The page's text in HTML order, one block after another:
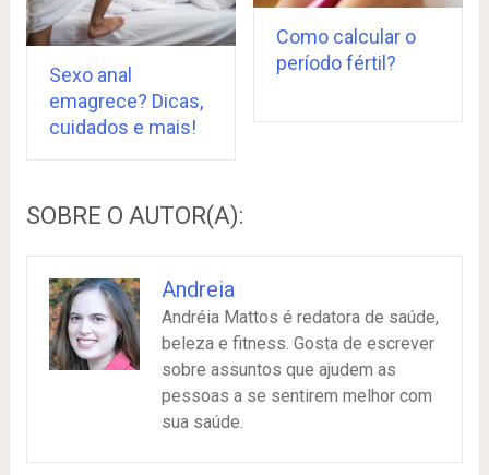
Sexo anal
emagrece? Dicas,
cuidados e mais!
Como calcular o
período fértil?
SOBRE O AUTOR(A):
Andreia
Andréia Mattos é redatora de saúde,
beleza e fitness. Gosta de escrever
sobre assuntos que ajudem as
pessoas a se sentirem melhor com
sua saúde.